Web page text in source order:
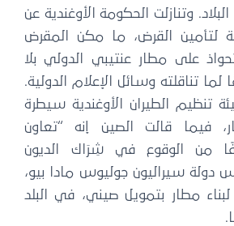
وتنازلت الحكومة الأوغندية عن
لتأمين القرض، ما مكن المقرض
على مطار عنتيبي الدولي بلا
تناقلته وسائل الإعلام الدولية.
تنظيم الطيران الأوغندية سيطرة
فيما قالت الصين إنه “تعاون
وخوفًا من الوقوع في شِرَاك الديون
دولة سيراليون جوليوس مادا بيو،
مطار بتمويل صيني، في البلد